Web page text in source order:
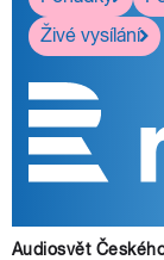
Živé vysílání
Audiosvět